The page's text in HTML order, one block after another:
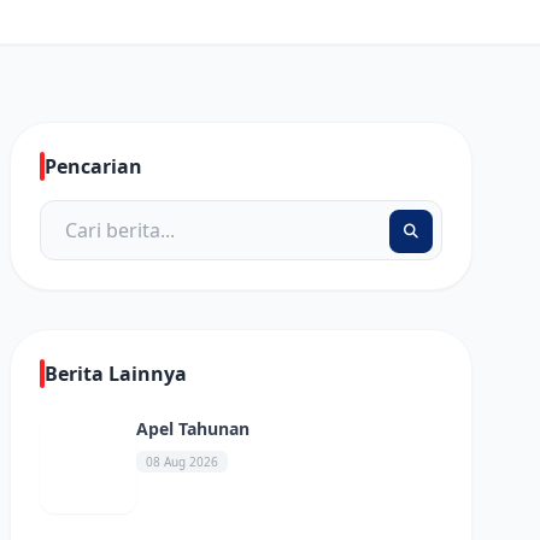
Pencarian
Berita Lainnya
Apel Tahunan
08 Aug 2026